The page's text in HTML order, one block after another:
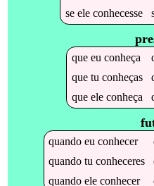
se ele conhecesse
que eu conheça
que tu conheças
que ele conheça
quandoeuconhecer
quandotuconheceres
quandoeleconhecer